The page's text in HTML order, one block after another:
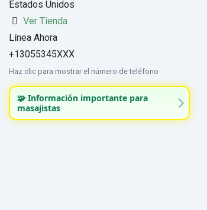
Estados Unidos
Ver Tienda
Línea Ahora
+13055345XXX
Haz clic para mostrar el número de teléfono
🧩 Información importante para
masajistas